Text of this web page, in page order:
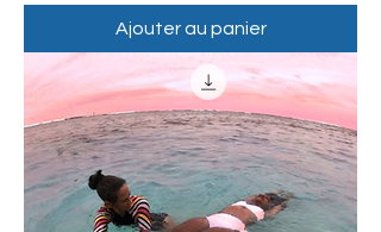
Ajouter au panier